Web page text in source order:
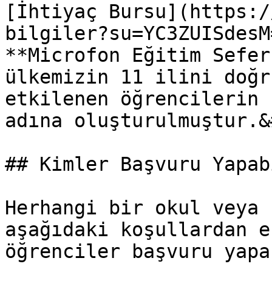
[İhtiyaç
**Microfon Eğitim
ülkemizin 11 ilini
etkilenen öğrencilerin
adına
## Kimler Başvuru
Herhangi bir okul veya
aşağıdaki koşullardan
öğrenciler başvuru